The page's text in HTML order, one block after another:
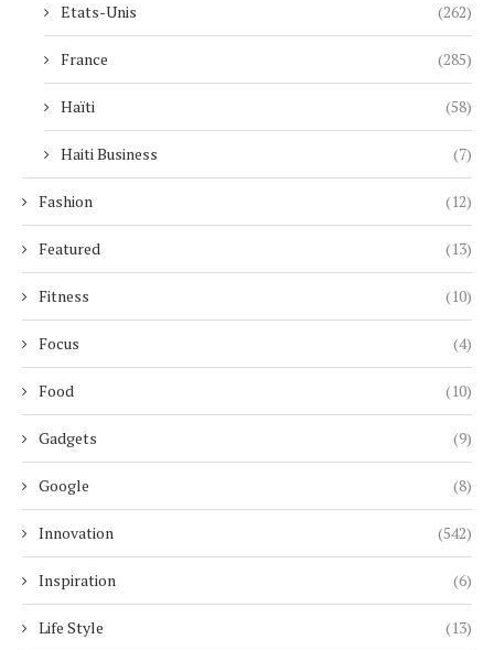
Etats-Unis (262)
France (285)
Haïti (58)
Haiti Business (7)
Fashion (12)
Featured (13)
Fitness (10)
Focus (4)
Food (10)
Gadgets (9)
Google (8)
Innovation (542)
Inspiration (6)
Life Style (13)